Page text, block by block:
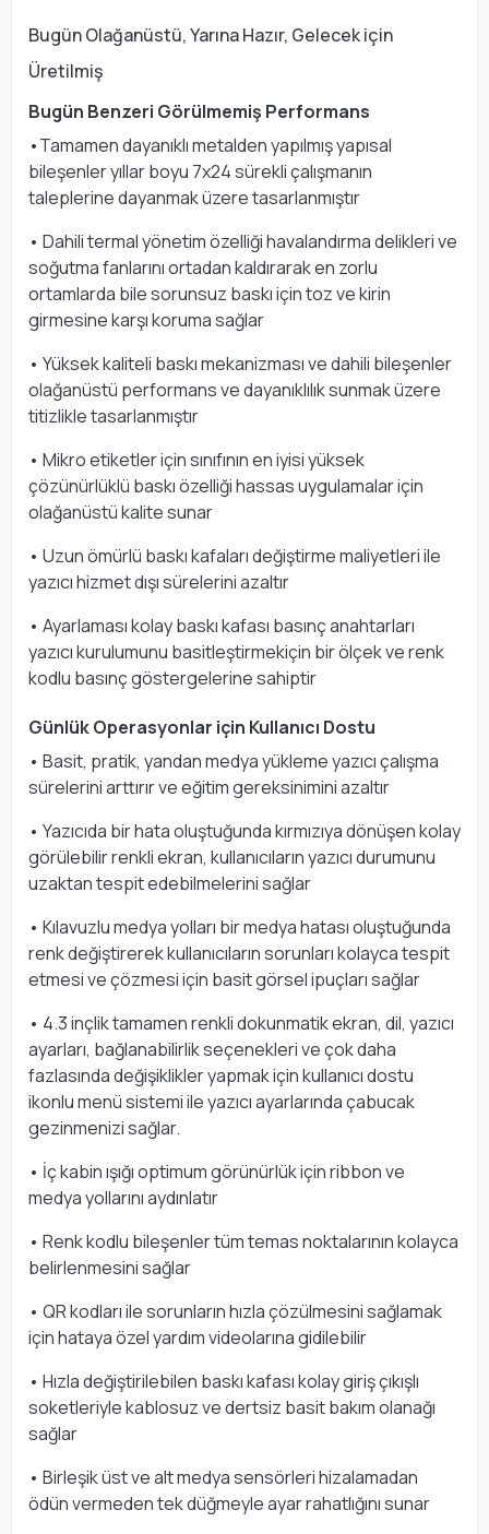
Bugün Olağanüstü, Yarına Hazır, Gelecek için
Üretilmiş
Bugün Benzeri Görülmemiş Performans
•Tamamen dayanıklı metalden yapılmış yapısal
bileşenler yıllar boyu 7x24 sürekli çalışmanın
taleplerine dayanmak üzere tasarlanmıştır
• Dahili termal yönetim özelliği havalandırma delikleri ve
soğutma fanlarını ortadan kaldırarak en zorlu
ortamlarda bile sorunsuz baskı için toz ve kirin
girmesine karşı koruma sağlar
• Yüksek kaliteli baskı mekanizması ve dahili bileşenler
olağanüstü performans ve dayanıklılık sunmak üzere
titizlikle tasarlanmıştır
• Mikro etiketler için sınıfının en iyisi yüksek
çözünürlüklü baskı özelliği hassas uygulamalar için
olağanüstü kalite sunar
• Uzun ömürlü baskı kafaları değiştirme maliyetleri ile
yazıcı hizmet dışı sürelerini azaltır
• Ayarlaması kolay baskı kafası basınç anahtarları
yazıcı kurulumunu basitleştirmekiçin bir ölçek ve renk
kodlu basınç göstergelerine sahiptir
Günlük Operasyonlar için Kullanıcı Dostu
• Basit, pratik, yandan medya yükleme yazıcı çalışma
sürelerini arttırır ve eğitim gereksinimini azaltır
• Yazıcıda bir hata oluştuğunda kırmızıya dönüşen kolay
görülebilir renkli ekran, kullanıcıların yazıcı durumunu
uzaktan tespit edebilmelerini sağlar
• Kılavuzlu medya yolları bir medya hatası oluştuğunda
renk değiştirerek kullanıcıların sorunları kolayca tespit
etmesi ve çözmesi için basit görsel ipuçları sağlar
• 4.3 inçlik tamamen renkli dokunmatik ekran, dil, yazıcı
ayarları, bağlanabilirlik seçenekleri ve çok daha
fazlasında değişiklikler yapmak için kullanıcı dostu
ikonlu menü sistemi ile yazıcı ayarlarında çabucak
gezinmenizi sağlar.
• İç kabin ışığı optimum görünürlük için ribbon ve
medya yollarını aydınlatır
• Renk kodlu bileşenler tüm temas noktalarının kolayca
belirlenmesini sağlar
• QR kodları ile sorunların hızla çözülmesini sağlamak
için hataya özel yardım videolarına gidilebilir
• Hızla değiştirilebilen baskı kafası kolay giriş çıkışlı
soketleriyle kablosuz ve dertsiz basit bakım olanağı
sağlar
• Birleşik üst ve alt medya sensörleri hizalamadan
ödün vermeden tek düğmeyle ayar rahatlığını sunar